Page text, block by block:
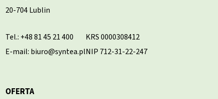
20-704 Lublin
Tel.: +48 81 45 21 400
E-mail: biuro@syntea.pl
KRS 0000308412
NIP 712-31-22-247
OFERTA